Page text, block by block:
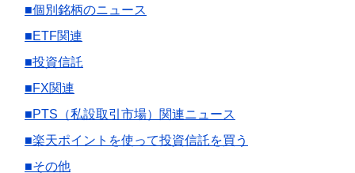
■個別銘柄のニュース
■ETF関連
■投資信託
■FX関連
■PTS（私設取引市場）関連ニュース
■楽天ポイントを使って投資信託を買う
■その他